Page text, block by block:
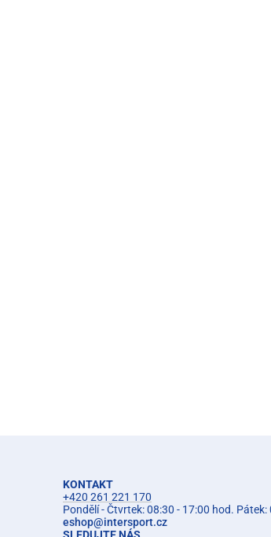
KONTAKT
+420 261 221 170
Pondělí - Čtvrtek: 08:30 - 17:00 hod. Pátek:
eshop@intersport.cz